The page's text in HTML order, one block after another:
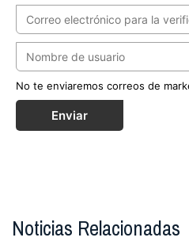
No te enviaremos correos de
Enviar
Noticias Relacionadas